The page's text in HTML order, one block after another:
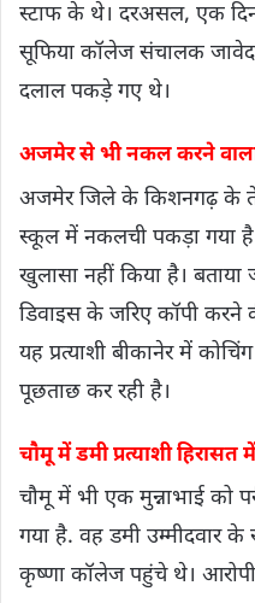
स्टाफ के थे। दरअसल, एक
सूफिया कॉलेज संचालक
दलाल पकड़े गए थे।
अजमेर से भी नकल करने
अजमेर जिले के किशनगढ़ के
स्कूल में नकलची पकड़ा गया
खुलासा नहीं किया है। बताया
डिवाइस के जरिए कॉपी करने
यह प्रत्याशी बीकानेर में
पूछताछ कर रही है।
चौमू में डमी प्रत्याशी हिरासत
चौमू में भी एक मुन्नाभाई को
गया है. वह डमी उम्मीदवार
कृष्णा कॉलेज पहुंचे थे। आरोपी